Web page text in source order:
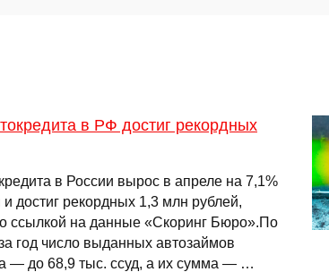
в РФ достиг рекордных
в России вырос в апреле на 7,1%
достиг рекордных 1,3 млн рублей,
ссылкой на данные «Скоринг Бюро».По
год число выданных автозаймов
— до 68,9 тыс. ссуд, а их сумма — …